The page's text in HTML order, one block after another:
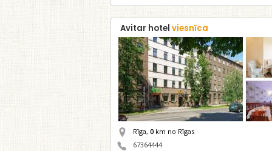
Avitar hotel viesnīca
Rīga, 0 km no Rīgas
67364444